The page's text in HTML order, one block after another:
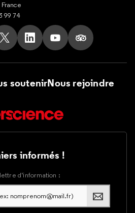
99 74
Facebook
nous sur Tik Tok
Suivez nous sur X
Suivez nous sur LinkedIn
Suivez nous sur
Suivez nous
soutenirNous rejoindre
informés !
d’information :